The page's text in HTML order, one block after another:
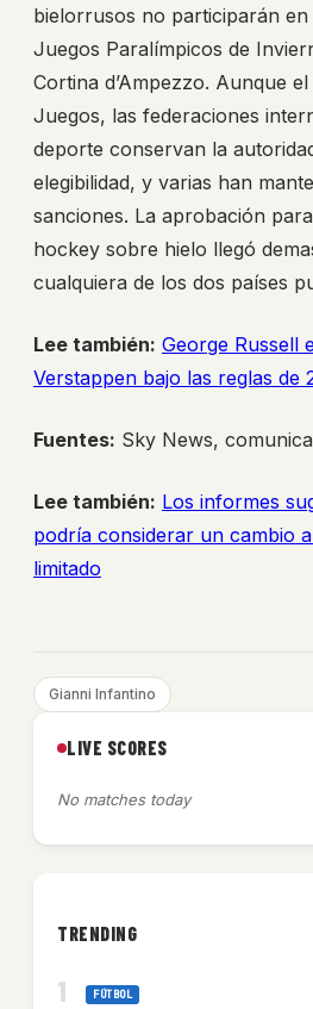
bielorrusos no participarán
Juegos Paralímpicos de
Cortina d’Ampezzo. Aunque
Juegos, las federaciones
deporte conservan la
elegibilidad, y varias han
sanciones. La aprobación
hockey sobre hielo llegó
cualquiera de los dos países
Lee también: George Russell
Verstappen bajo las reglas de
Fuentes: Sky News,
Lee también: Los informes
podría considerar un cambio
limitado
Gianni Infantino
LIVE SCORES
No matches today
TRENDING
FÚTBOL